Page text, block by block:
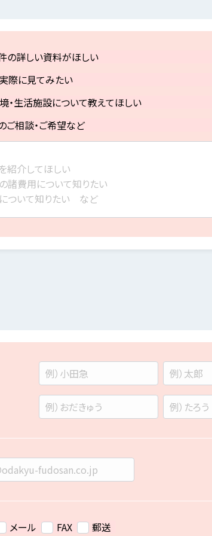
の詳しい資料がほしい
際に見てみたい
・生活施設について教えてほしい
ご相談・ご希望など
メール FAX 郵送